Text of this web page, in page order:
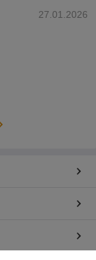
27.01.2026